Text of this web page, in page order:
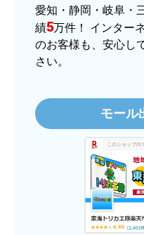
【注文商品】
文時期】2025年11
【このショップを選ん
【注文からどのくら
3日程で届きました。
【その他感想・コメ
大手ネットショップ
のは不安でしたが、
丁寧でした。
愛知・静岡・岐阜・
績5万件！ インター
のお客様も、安心し
さい。
モール